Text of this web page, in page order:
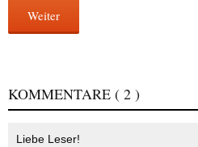
Weiter
KOMMENTARE ( 2 )
Liebe Leser!